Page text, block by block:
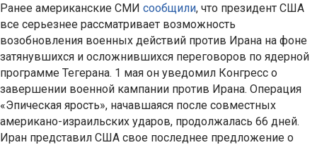
Ранее американские СМИ сообщили, что президент США
все серьезнее рассматривает возможность
возобновления военных действий против Ирана на фоне
затянувшихся и осложнившихся переговоров по ядерной
программе Тегерана. 1 мая он уведомил Конгресс о
завершении военной кампании против Ирана. Операция
«Эпическая ярость», начавшаяся после совместных
американо-израильских ударов, продолжалась 66 дней.
Иран представил США свое последнее предложение о